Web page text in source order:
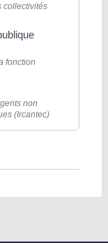
collectivités
fonction
non
(Ircantec)